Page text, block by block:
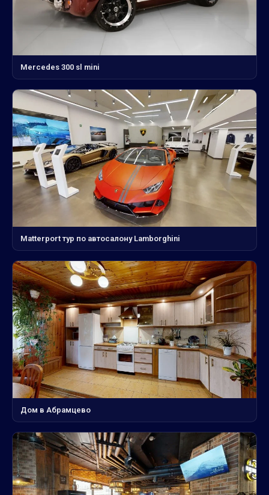
Mercedes 300 sl mini
Matterport тур по автосалону Lamborghini
Дом в Абрамцево